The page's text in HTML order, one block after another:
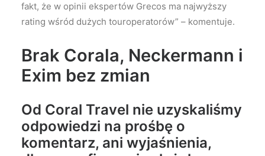
fakt, że w opinii ekspertów Grecos ma najwyższy
rating wśród dużych touroperatorów” – komentuje.
Brak Corala, Neckermann i
Exim bez zmian
Od Coral Travel nie uzyskaliśmy
odpowiedzi na prośbę o
komentarz, ani wyjaśnienia,